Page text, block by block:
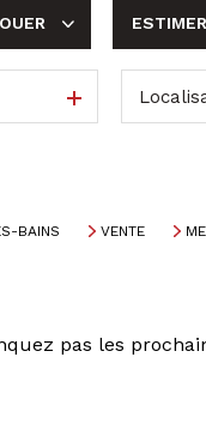
à l'année
ESTIMER
BAINS VENTE
pas les